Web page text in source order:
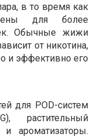
в то время как
для более
Обычные жижи
от никотина,
и эффективно его
для POD-систем
растительный
ароматизаторы.